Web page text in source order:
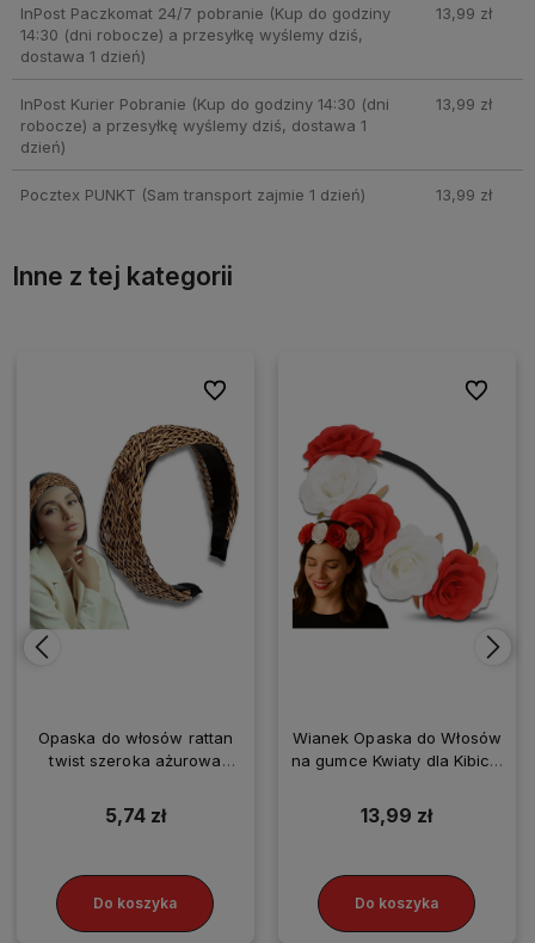
InPost Paczkomat 24/7 pobranie (Kup do godziny
14:30 (dni robocze) a przesyłkę wyślemy dziś,
dostawa 1 dzień)
13,99 zł
InPost Kurier Pobranie (Kup do godziny 14:30 (dni
robocze) a przesyłkę wyślemy dziś, dostawa 1
dzień)
13,99 zł
Pocztex PUNKT (Sam transport zajmie 1 dzień) 13,99 zł
Inne z tej kategorii
Opaska do włosów rattan
twist szeroka ażurowa
5,74 zł
Do koszyka
Do ulubionych
Do ulubionych
Wianek Opaska do Włosów
na gumce Kwiaty dla Kibicki
13,99 zł
Do koszyka
Do
Do